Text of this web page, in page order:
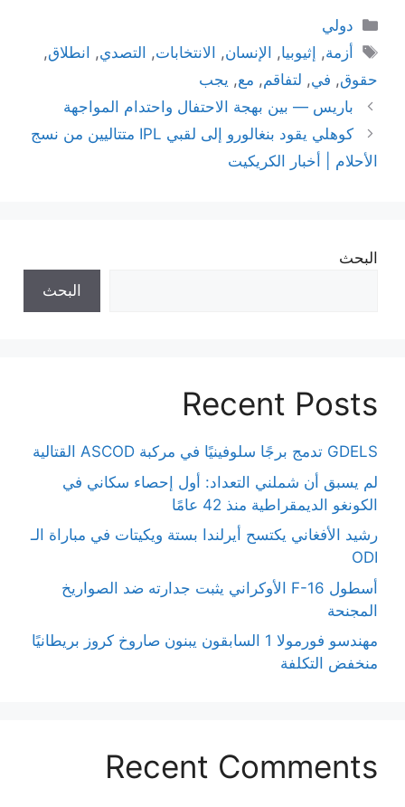
التصنيفات
دولي
الوسوم
أزمة, إثيوبيا, الإنسان, الانتخابات, التصدي, انطلاق,
حقوق, في, لتفاقم, مع, يجب
باريس — بين بهجة الاحتفال واحتدام المواجهة
كوهلي يقود بنغالورو إلى لقبي IPL متتاليين من نسج
الأحلام | أخبار الكريكيت
البحث
البحث
Recent Posts
GDELS تدمج برجًا سلوفينيًا في مركبة ASCOD القتالية
لم يسبق أن شملني التعداد: أول إحصاء سكاني في
الكونغو الديمقراطية منذ 42 عامًا
رشيد الأفغاني يكتسح أيرلندا بستة ويكيتات في مباراة الـ
ODI
أسطول F-16 الأوكراني يثبت جدارته ضد الصواريخ
المجنحة
مهندسو فورمولا 1 السابقون يبنون صاروخ كروز بريطانيًا
منخفض التكلفة
Recent Comments